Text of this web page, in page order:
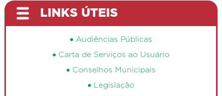
LINKS ÚTEIS
Audiências Públicas
Carta de Serviços ao Usuário
Conselhos Municipais
Legislação